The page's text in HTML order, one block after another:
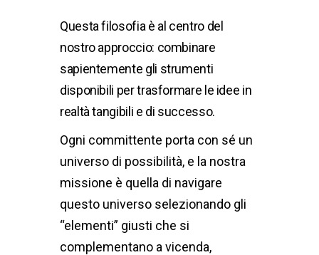
Questa filosofia è al centro del
nostro approccio: combinare
sapientemente gli strumenti
disponibili per trasformare le idee in
realtà tangibili e di successo.
Ogni committente porta con sé un
universo di possibilità, e la nostra
missione è quella di navigare
questo universo selezionando gli
“elementi” giusti che si
complementano a vicenda,